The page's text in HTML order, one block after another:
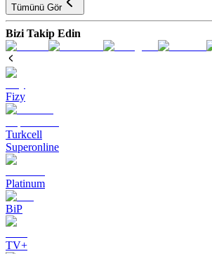
Tümünü Gör
Bizi Takip Edin
Fizy
Turkcell
Superonline
Platinum
BiP
TV+